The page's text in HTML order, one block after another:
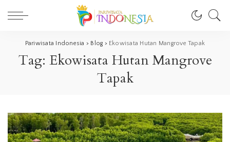
Pariwisata Indonesia > Blog > Ekowisata Hutan Mangrove Tapak
Tag: Ekowisata Hutan Mangrove
Tapak